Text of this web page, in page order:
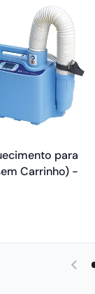
para
Carrinho) -